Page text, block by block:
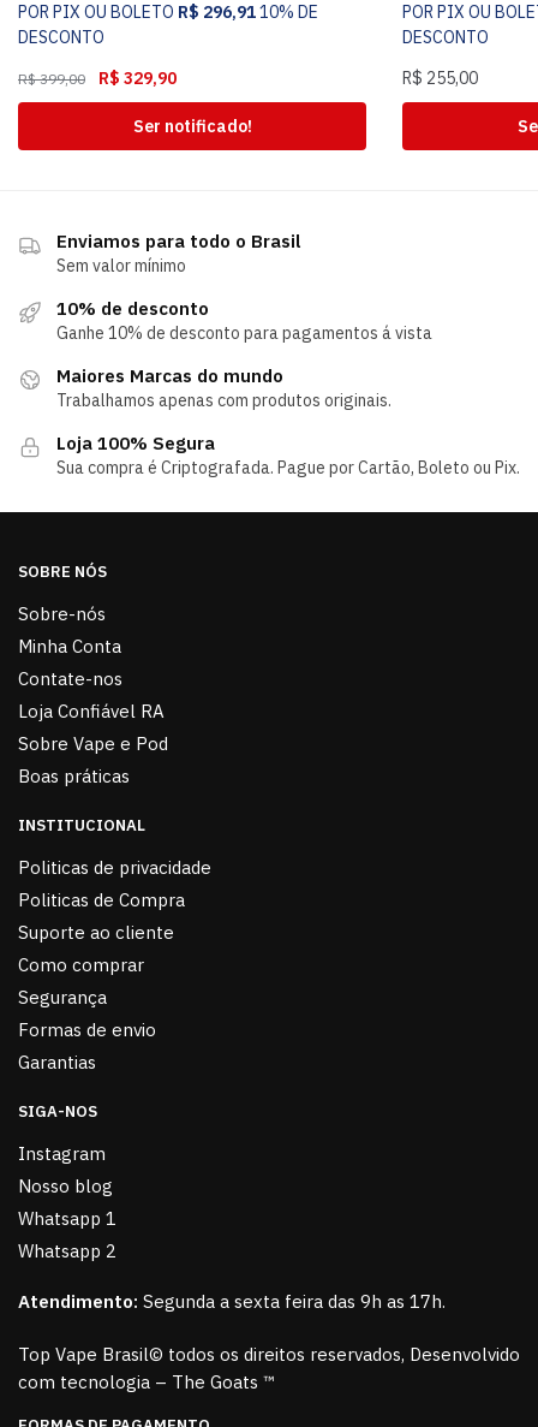
POR PIX OU BOLETO R$ 296,9110% DE
DESCONTO
R$399,00 R$ 329,90
Ser notificado!
POR PIX OU
DESCONTO
R$ 255,00
Enviamos para todo o Brasil
Sem valor mínimo
10% de desconto
Ganhe 10% de desconto para pagamentos á vista
Maiores Marcas do mundo
Trabalhamos apenas com produtos originais.
Loja 100% Segura
Sua compra é Criptografada. Pague por Cartão, Boleto ou Pix.
SOBRE NÓS
Sobre-nós
Minha Conta
Contate-nos
Loja Confiável RA
Sobre Vape e Pod
Boas práticas
INSTITUCIONAL
Politicas de privacidade
Politicas de Compra
Suporte ao cliente
Como comprar
Segurança
Formas de envio
Garantias
SIGA-NOS
Instagram
Nosso blog
Whatsapp 1
Whatsapp 2
Atendimento: Segunda a sexta feira das 9h as 17h.
Top Vape Brasil© todos os direitos reservados, Desenvolvido
com tecnologia – The Goats ™